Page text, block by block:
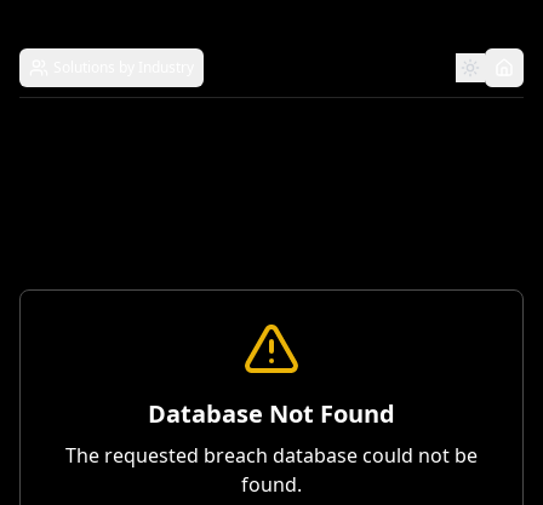
Database Not Found
The requested breach database could not be
found.